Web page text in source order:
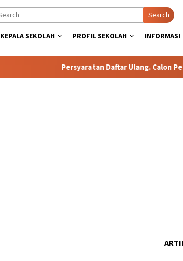
Search
KEPALA SEKOLAH PROFIL SEKOLAH INFORMASI
Persyaratan Daftar Ulang. Calon